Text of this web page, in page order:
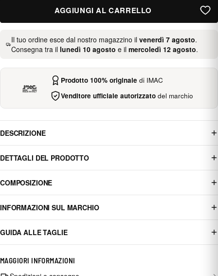
AGGIUNGI AL CARRELLO
Il tuo ordine esce dal nostro magazzino il venerdì 7 agosto.
Consegna tra il lunedì 10 agosto e il mercoledì 12 agosto.
Prodotto 100% originale di IMAC
Venditore ufficiale autorizzatodel marchio
DESCRIZIONE
DETTAGLI DEL PRODOTTO
COMPOSIZIONE
INFORMAZIONI SUL MARCHIO
GUIDA ALLE TAGLIE
MAGGIORI INFORMAZIONI